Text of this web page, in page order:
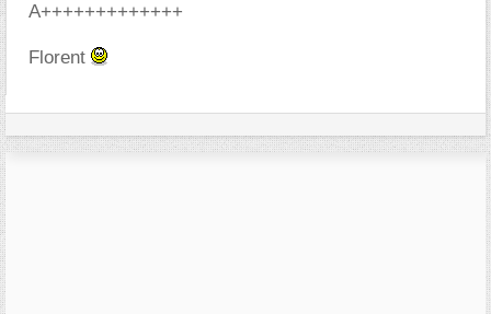
A+++++++++++++
Florent